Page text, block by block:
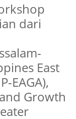
dari
East
EAGA),
Growth